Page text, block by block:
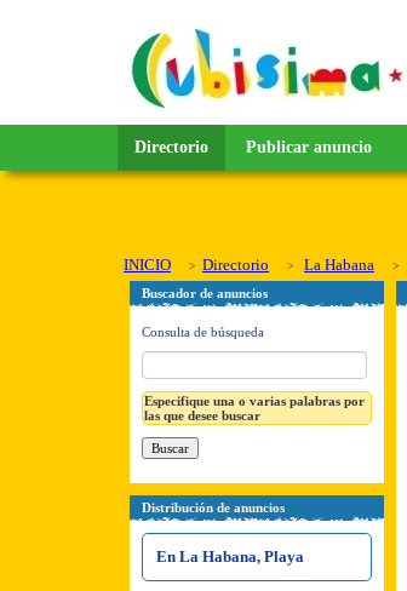
Directorio Publicar anuncio
INICIO Directorio La Habana
Buscador de anuncios
Consulta de búsqueda
Especifique una o varias palabras por
las que desee buscar
Distribución de anuncios
En La Habana, Playa